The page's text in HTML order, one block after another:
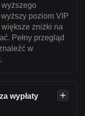
poziom VIP
zniżki na
Pełny przegląd
w
.
wypłaty